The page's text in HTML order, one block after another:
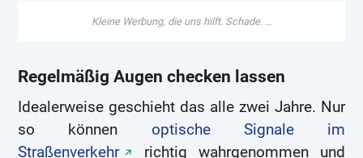
Regelmäßig Augen checken lassen
Idealerweise geschieht das alle zwei Jahre. Nur
so können optische Signale im
Straßenverkehr
richtig wahrgenommen und